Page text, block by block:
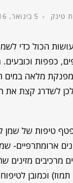
טינק 5 בינואר, 2016
הכול כדי
כפפות
מלאה במים
לשדרג קצת
טיפות של
ארומתרפיים-
מרכיבים מזינים
וכמובן